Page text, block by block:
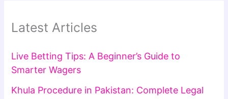
Latest Articles
Live Betting Tips: A Beginner’s Guide to
Smarter Wagers
Khula Procedure in Pakistan: Complete Legal